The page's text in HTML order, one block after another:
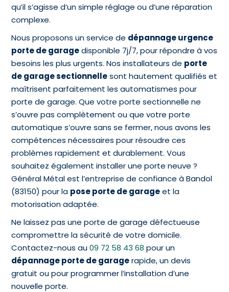
qu’il s’agisse d’un simple réglage ou d’une réparation
complexe.
Nous proposons un service de dépannage urgence
porte de garagedisponible 7j/7, pour répondre à vos
besoins les plus urgents. Nos installateurs de porte
de garage sectionnellesont hautement qualifiés et
maîtrisent parfaitement les automatismes pour
porte de garage. Que votre porte sectionnelle ne
s’ouvre pas complètement ou que votre porte
automatique s’ouvre sans se fermer, nous avons les
compétences nécessaires pour résoudre ces
problèmes rapidement et durablement. Vous
souhaitez également installer une porte neuve ?
Général Métal est l’entreprise de confiance à Bandol
(83150) pour la pose porte de garageet la
motorisation adaptée.
Ne laissez pas une porte de garage défectueuse
compromettre la sécurité de votre domicile.
Contactez-nous au09 72 58 43 68 pour un
dépannage porte de garagerapide, un devis
gratuit ou pour programmer l’installation d’une
nouvelle porte.